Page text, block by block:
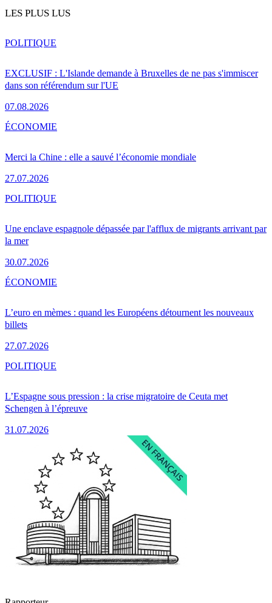
LES PLUS LUS
EXCLUSIF : L'Islande demande à Bruxelles de ne pas s'immiscer
dans son référendum sur l'UE
07.08.2026
POLITIQUE
Merci la Chine : elle a sauvé l’économie mondiale
27.07.2026
ÉCONOMIE
Une enclave espagnole dépassée par l'afflux de migrants arrivant par
la mer
30.07.2026
POLITIQUE
L’euro en mèmes : quand les Européens détournent les nouveaux
billets
27.07.2026
ÉCONOMIE
L’Espagne sous pression : la crise migratoire de Ceuta met
Schengen à l’épreuve
31.07.2026
POLITIQUE